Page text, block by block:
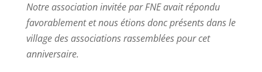
Notre association invitée par FNE avait répondu
favorablement et nous étions donc présents dans le
village des associations rassemblées pour cet
anniversaire.